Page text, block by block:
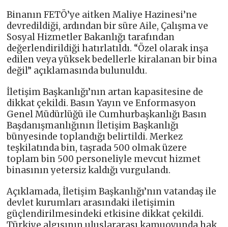
Binanın FETÖ’ye aitken Maliye Hazinesi’ne
devredildiği, ardından bir süre Aile, Çalışma ve
Sosyal Hizmetler Bakanlığı tarafından
değerlendirildiği hatırlatıldı. “Özel olarak inşa
edilen veya yüksek bedellerle kiralanan bir bina
değil” açıklamasında bulunuldu.
İletişim Başkanlığı’nın artan kapasitesine de
dikkat çekildi. Basın Yayın ve Enformasyon
Genel Müdürlüğü ile Cumhurbaşkanlığı Basın
Başdanışmanlığının İletişim Başkanlığı
bünyesinde toplandığı belirtildi. Merkez
teşkilatında bin, taşrada 500 olmak üzere
toplam bin 500 personeliyle mevcut hizmet
binasının yetersiz kaldığı vurgulandı.
Açıklamada, İletişim Başkanlığı’nın vatandaş ile
devlet kurumları arasındaki iletişimin
güçlendirilmesindeki etkisine dikkat çekildi.